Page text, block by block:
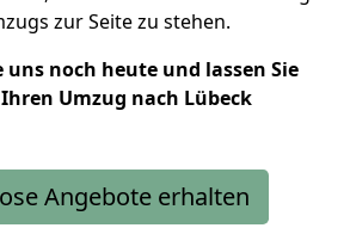
zur Seite zu stehen.
noch heute und lassen Sie
Umzug nach Lübeck
Angebote erhalten